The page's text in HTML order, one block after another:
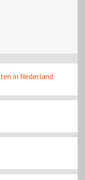
in Nederland